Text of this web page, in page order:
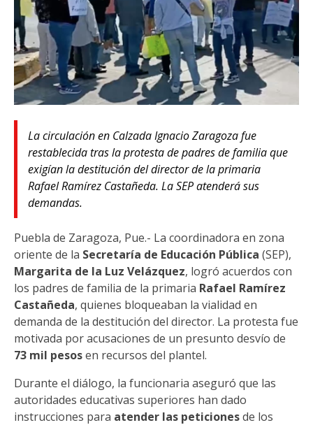
La circulación en Calzada Ignacio Zaragoza fue
restablecida tras la protesta de padres de familia que
exigían la destitución del director de la primaria
Rafael Ramírez Castañeda. La SEP atenderá sus
demandas.
Puebla de Zaragoza, Pue.- La coordinadora en zona
oriente de la Secretaría de Educación Pública (SEP),
Margarita de la Luz Velázquez, logró acuerdos con
los padres de familia de la primaria Rafael Ramírez
Castañeda, quienes bloqueaban la vialidad en
demanda de la destitución del director. La protesta fue
motivada por acusaciones de un presunto desvío de
73 mil pesosen recursos del plantel.
Durante el diálogo, la funcionaria aseguró que las
autoridades educativas superiores han dado
instrucciones para atender las peticionesde los